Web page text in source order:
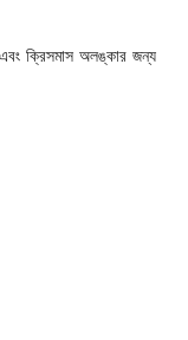
ক্রিসমাস অলঙ্কার জন্য